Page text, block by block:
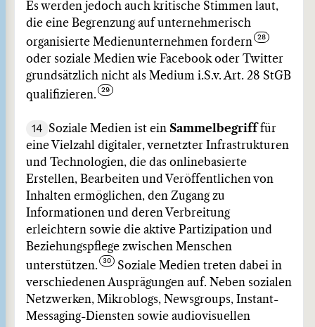
Es werden jedoch auch kritische Stimmen laut,
die eine Begrenzung auf unternehmerisch
organisierte Medienunternehmen fordern
oder soziale Medien wie Facebook oder Twitter
grundsätzlich nicht als Medium i.S.v. Art. 28 StGB
qualifizieren.
14 Soziale Medien ist ein Sammelbegriff für
eine Vielzahl digitaler, vernetzter Infrastrukturen
und Technologien, die das onlinebasierte
Erstellen, Bearbeiten und Veröffentlichen von
Inhalten ermöglichen, den Zugang zu
Informationen und deren Verbreitung
erleichtern sowie die aktive Partizipation und
Beziehungspflege zwischen Menschen
unterstützen.
Soziale Medien treten dabei in
verschiedenen Ausprägungen auf. Neben sozialen
Netzwerken, Mikroblogs, Newsgroups, Instant-
Messaging-Diensten sowie audiovisuellen